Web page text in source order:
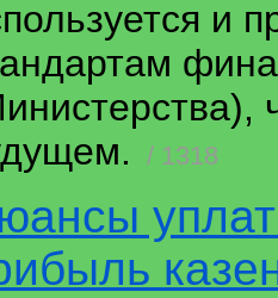
и
/ 1318